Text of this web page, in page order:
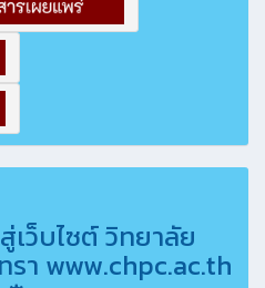
ว็บไซต์ วิทยาลัย
รา www.chpc.ac.th